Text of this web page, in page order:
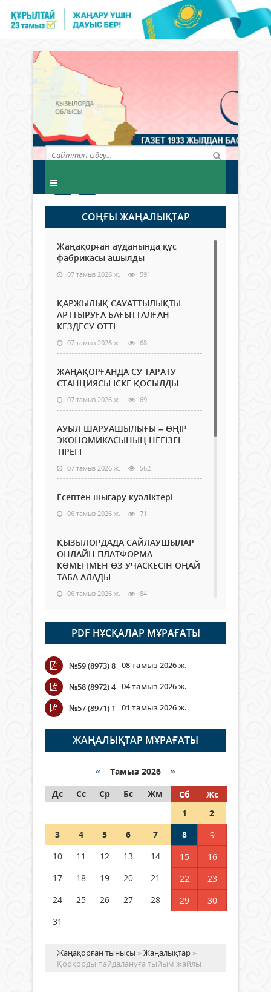
СОҢҒЫ ЖАҢАЛЫҚТАР
Жаңақорған ауданында құс
фабрикасы ашылды
07 тамыз 2026 ж. 591
ҚАРЖЫЛЫҚ САУАТТЫЛЫҚТЫ
АРТТЫРУҒА БАҒЫТТАЛҒАН
КЕЗДЕСУ ӨТТІ
07 тамыз 2026 ж. 68
ЖАҢАҚОРҒАНДА СУ ТАРАТУ
СТАНЦИЯСЫ ІСКЕ ҚОСЫЛДЫ
07 тамыз 2026 ж. 69
АУЫЛ ШАРУАШЫЛЫҒЫ – ӨҢІР
ЭКОНОМИКАСЫНЫҢ НЕГІЗГІ
ТІРЕГІ
07 тамыз 2026 ж. 562
Есептен шығару куәліктері
06 тамыз 2026 ж. 71
ҚЫЗЫЛОРДАДА САЙЛАУШЫЛАР
ОНЛАЙН ПЛАТФОРМА
КӨМЕГІМЕН ӨЗ УЧАСКЕСІН ОҢАЙ
ТАБА АЛАДЫ
06 тамыз 2026 ж. 84
Open Air: Қызылорда облысы
полиция департаменті 20
мыңнан астам көрерменнің
қауіпсіздігін қамтамасыз етті
06 тамыз 2026 ж.
Wi-Fi ҚАБЫРҒА АРҚЫЛЫ ҚАЛАЙ
ӨТЕДІ?
06 тамыз 2026 ж. 261
граждане Казахстана,
05 тамыз 2026 ж. 143
Шетелде жүрген Қазақстан
азаматтары қалай дауыс бере
PDF НҰСҚАЛАР МҰРАҒАТЫ
№59 (8973) 8 08 тамыз 2026 ж.
№58 (8972) 4 04 тамыз 2026 ж.
№57 (8971) 1
01 тамыз 2026 ж.
ЖАҢАЛЫҚТАР МҰРАҒАТЫ
« Тамыз 2026 »
Дс
Сс Ср Бс Жм Сб
Жс
1
2
3
4 5 6 7 8
9
10
11 12 13 14 15
16
17
18 19 20 21 22
23
24
25 26 27 28 29
30
31
Жаңақорған тынысы »Жаңалықтар »
Қорқорды пайдалануға тыйым жайлы